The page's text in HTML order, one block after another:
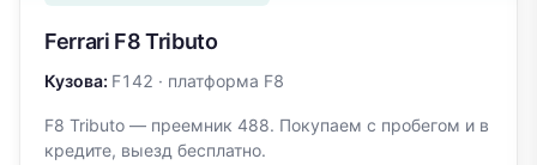
Ferrari F8 Tributo
Кузова: F142 · платформа F8
F8 Tributo — преемник 488. Покупаем с пробегом и в
кредите, выезд бесплатно.